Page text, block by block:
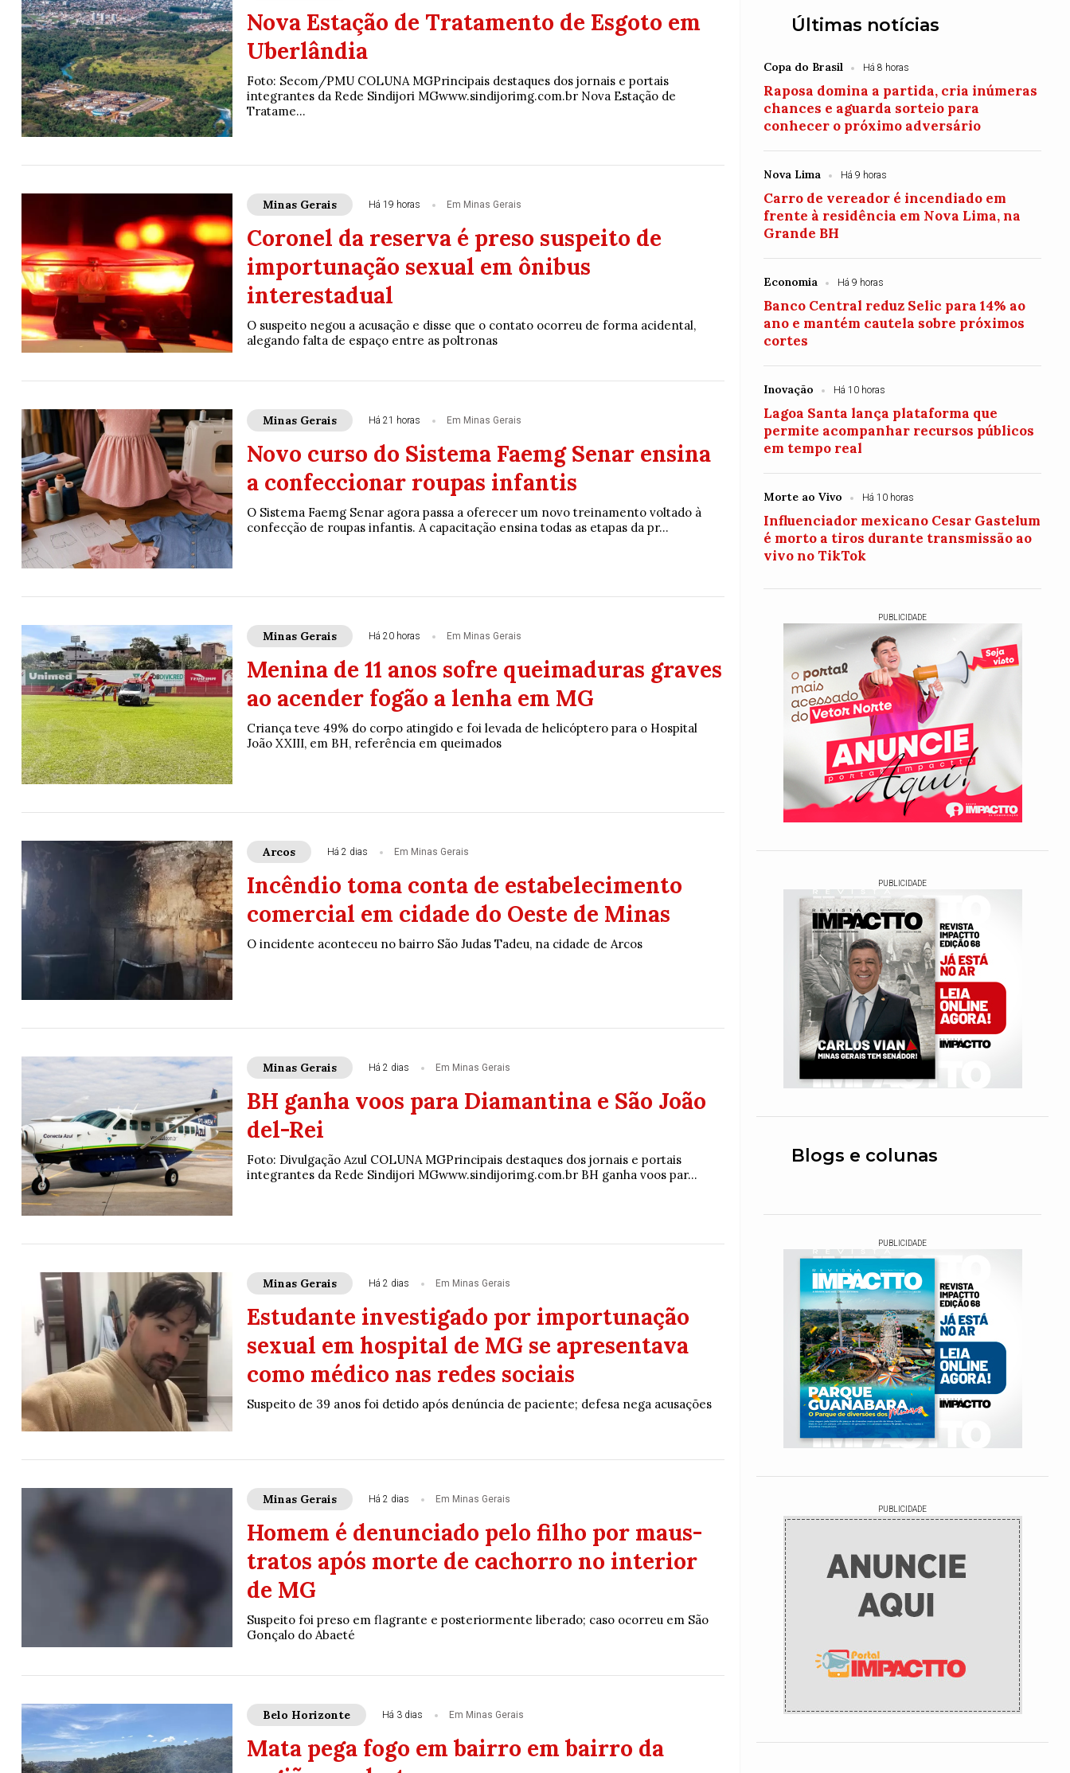
Nova Estação de Tratamento de Esgoto em
Uberlândia
Foto: Secom/PMU COLUNA MGPrincipais destaques dos jornais e portais
integrantes da Rede Sindijori MGwww.sindijorimg.com.br Nova Estação de
Tratame...
Minas Gerais Há 19 horas Em Minas Gerais
Coronel da reserva é preso suspeito de
importunação sexual em ônibus
interestadual
O suspeito negou a acusação e disse que o contato ocorreu de forma acidental,
alegando falta de espaço entre as poltronas
Minas Gerais Há 21 horas Em Minas Gerais
Novo curso do Sistema Faemg Senar ensina
a confeccionar roupas infantis
O Sistema Faemg Senar agora passa a oferecer um novo treinamento voltado à
confecção de roupas infantis. A capacitação ensina todas as etapas da pr...
Minas Gerais Há 20 horas Em Minas Gerais
Menina de 11 anos sofre queimaduras graves
ao acender fogão a lenha em MG
Criança teve 49% do corpo atingido e foi levada de helicóptero para o Hospital
João XXIII, em BH, referência em queimados
Arcos Há 2 dias Em Minas Gerais
Incêndio toma conta de estabelecimento
comercial em cidade do Oeste de Minas
O incidente aconteceu no bairro São Judas Tadeu, na cidade de Arcos
Minas Gerais Há 2 dias Em Minas Gerais
BH ganha voos para Diamantina e São João
del-Rei
Foto: Divulgação Azul COLUNA MGPrincipais destaques dos jornais e portais
integrantes da Rede Sindijori MGwww.sindijorimg.com.br BH ganha voos par...
Minas Gerais Há 2 dias Em Minas Gerais
Estudante investigado por importunação
sexual em hospital de MG se apresentava
como médico nas redes sociais
Suspeito de 39 anos foi detido após denúncia de paciente; defesa nega acusações
Minas Gerais Há 2 dias Em Minas Gerais
Homem é denunciado pelo filho por maus-
tratos após morte de cachorro no interior
de MG
Suspeito foi preso em flagrante e posteriormente liberado; caso ocorreu em São
Gonçalo do Abaeté
Belo Horizonte Há 3 dias Em Minas Gerais
Mata pega fogo em bairro em bairro da
Últimas notícias
Copa do Brasil Há 8 horas
Raposa domina a partida, cria inúmeras
chances e aguarda sorteio para
conhecer o próximo adversário
Nova Lima Há 9 horas
Carro de vereador é incendiado em
frente à residência em Nova Lima, na
Grande BH
Economia Há 9 horas
Banco Central reduz Selic para 14% ao
ano e mantém cautela sobre próximos
cortes
Inovação Há 10 horas
Lagoa Santa lança plataforma que
permite acompanhar recursos públicos
em tempo real
Morte ao Vivo Há 10 horas
Influenciador mexicano Cesar Gastelum
é morto a tiros durante transmissão ao
vivo no TikTok
PUBLICIDADE
PUBLICIDADE
Blogs e colunas
PUBLICIDADE
PUBLICIDADE